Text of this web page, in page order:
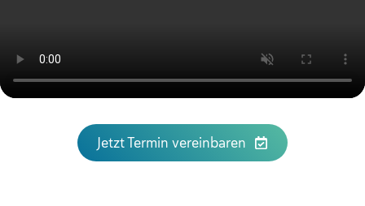
Jetzt Termin vereinbaren